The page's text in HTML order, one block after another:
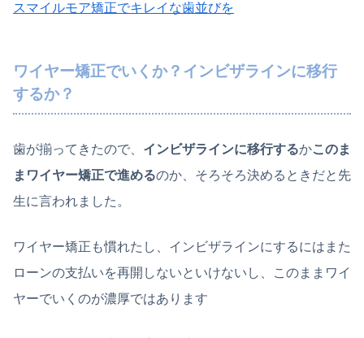
スマイルモア矯正でキレイな歯並びを
ワイヤー矯正でいくか？インビザラインに移行
するか？
歯が揃ってきたので、 インビザラインに移行するかこのま
まワイヤー矯正で進めるのか、そろそろ決めるときだと先
生に言われました。
ワイヤー矯正も慣れたし、インビザラインにするにはまた
ローンの支払いを再開しないといけないし、このままワイ
ヤーでいくのが濃厚ではあります